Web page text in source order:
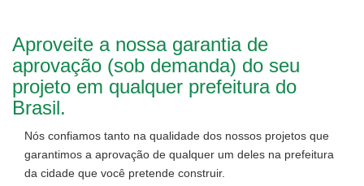
Aproveite a nossa garantia de
aprovação (sob demanda) do seu
projeto em qualquer prefeitura do
Brasil.
Nós confiamos tanto na qualidade dos nossos projetos que
garantimos a aprovação de qualquer um deles na prefeitura
da cidade que você pretende construir.